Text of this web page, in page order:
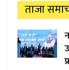
ताजा